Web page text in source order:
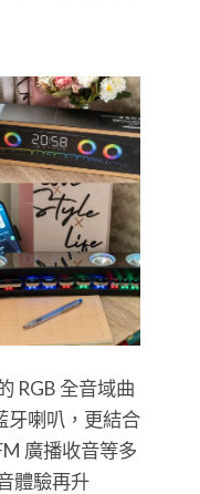
RGB 全音域曲
牙喇叭，更結合
廣播收音等多
體驗再升